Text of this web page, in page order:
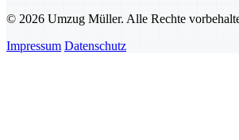
© 2026 Umzug Müller. Alle Rechte
Impressum Datenschutz